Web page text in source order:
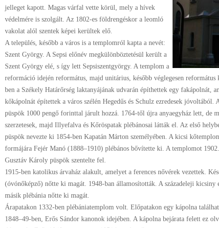
jelleget kapott. Magas várfal vette körül, mely a hívek
védelmére is szolgált. Az 1802-es földrengéskor a leomló
vakolat alól szentek képei kerültek elő.
A település, később a város is a templomról kapta a nevét:
Szent György. A Sepsi előnév megkülönböztetésül került a
Szent György elé, s így lett Sepsiszentgyörgy. A templom a
reformáció idején református, majd unitárius, később véglegesen
ben a Székely Határőrség laktanyájának udvarán építhettek egy fakápolnát,
kőkápolnát építettek a város szélén Hegedűs és Schulz ezredesek
püspök 1000 pengő forinttal járult hozzá. 1764-től újra anyaegyház lett, de
szerzetesek, majd Illyefalva és Kőröspatak plébánosai látták el. Az első
püspök nevezte ki 1854-ben Kapatán Márton személyében. A kicsi
formájára Fejér Manó (1888–1910) plébános bővítette ki. A templomot
Gusztáv Károly püspök szentelte fel.
1915-ben katolikus árvaház alakult, amelyet a ferences nővérek vezettek.
(óvónőképző) nőtte ki magát. 1948-ban államosították. A századeleji kicsiny
másik plébánia nőtte ki magát.
Árapatakon 1332-ben plébániatemplom volt. Előpatakon egy kápolna
1848–49-ben, Erős Sándor kanonok idejében. A kápolna bejárata felett ez